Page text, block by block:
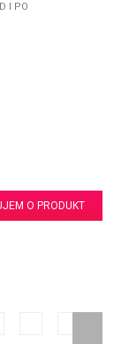
I PO
O PRODUKT